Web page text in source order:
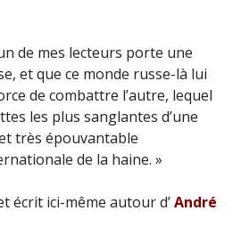
de mes lecteurs porte une
et que ce monde russe-là lui
de combattre l’autre, lequel
les plus sanglantes d’une
très épouvantable
de la haine. »
écrit ici-même autour d’André